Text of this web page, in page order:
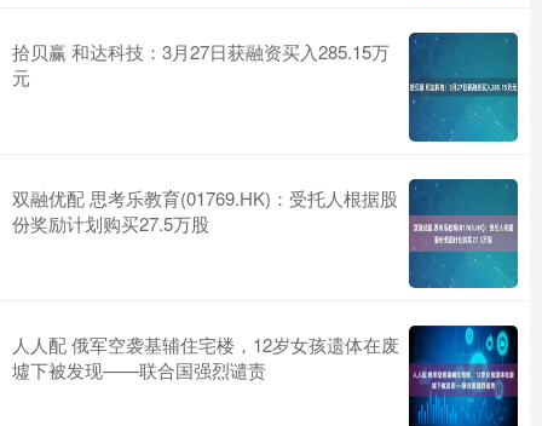
拾贝赢 和达科技：3月27日获融资买入285.15万
元
双融优配 思考乐教育(01769.HK)：受托人根据股
份奖励计划购买27.5万股
人人配 俄军空袭基辅住宅楼，12岁女孩遗体在废
墟下被发现——联合国强烈谴责